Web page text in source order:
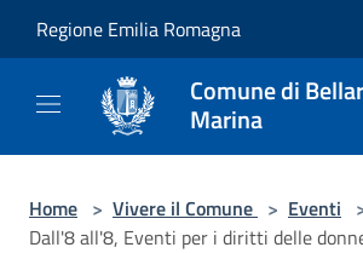
Regione Emilia Romagna
Comune di
Marina
Home > Vivere il Comune > Eventi
Dall'8 all'8, Eventi per i diritti delle